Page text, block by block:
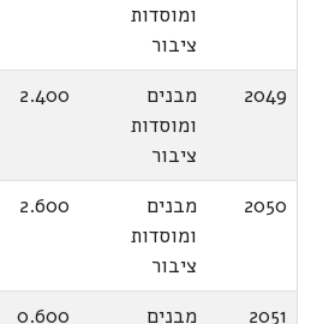
ומוסדות
ציבור
2049
מבנים
ומוסדות
ציבור
2.400
2050
מבנים
ומוסדות
ציבור
2.600
2051
מבנים
0.600